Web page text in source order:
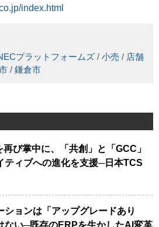
index.html
プラットフォームズ / 小売 / 店舗
/ 鎌倉市
再び掌中に、「共創」と「GCC」
ティブへの進化を支援─日本TCS
ションは「アップグレードあり
ない─既存のERPを生かしたAI変革